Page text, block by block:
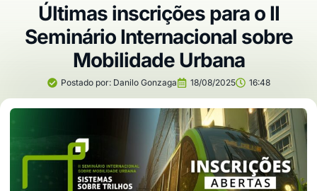
Últimas inscrições para o II
Seminário Internacional sobre
Mobilidade Urbana
Postado por:Danilo Gonzaga 18/08/2025 16:48